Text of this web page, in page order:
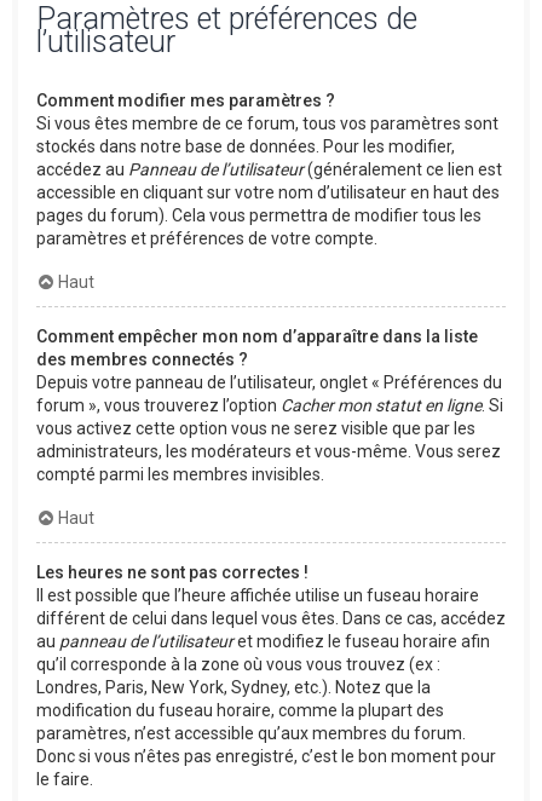
Paramètres et préférences de
l’utilisateur
Comment modifier mes paramètres ?
Si vous êtes membre de ce forum, tous vos paramètres sont
stockés dans notre base de données. Pour les modifier,
accédez au Panneau de l’utilisateur(généralement ce lien est
accessible en cliquant sur votre nom d’utilisateur en haut des
pages du forum). Cela vous permettra de modifier tous les
paramètres et préférences de votre compte.
Haut
Comment empêcher mon nom d’apparaître dans la liste
des membres connectés ?
Depuis votre panneau de l’utilisateur, onglet « Préférences du
forum », vous trouverez l’option Cacher mon statut en ligne. Si
vous activez cette option vous ne serez visible que par les
administrateurs, les modérateurs et vous-même. Vous serez
compté parmi les membres invisibles.
Haut
Les heures ne sont pas correctes !
Il est possible que l’heure affichée utilise un fuseau horaire
différent de celui dans lequel vous êtes. Dans ce cas, accédez
au panneau de l’utilisateuret modifiez le fuseau horaire afin
qu’il corresponde à la zone où vous vous trouvez (ex :
Londres, Paris, New York, Sydney, etc.). Notez que la
modification du fuseau horaire, comme la plupart des
paramètres, n’est accessible qu’aux membres du forum.
Donc si vous n’êtes pas enregistré, c’est le bon moment pour
le faire.